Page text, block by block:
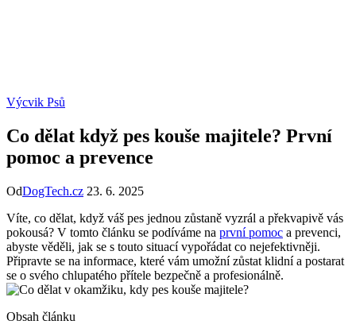
Výcvik Psů
Co dělat když pes kouše majitele? První
pomoc a prevence
OdDogTech.cz 23. 6. 2025
Víte, co dělat, když váš pes jednou zůstaně vyzrál a překvapivě vás
pokousá? V‌ tomto článku se podíváme ⁤na první pomoc ⁢ a prevenci,‍
abyste věděli, jak se⁤ s ⁤touto situací vypořádat ​co nejefektivněji.
Připravte se na informace, které vám umožní zůstat klidní a postarat
se o svého chlupatého přítele‌ bezpečně ‌a profesionálně.
Obsah článku